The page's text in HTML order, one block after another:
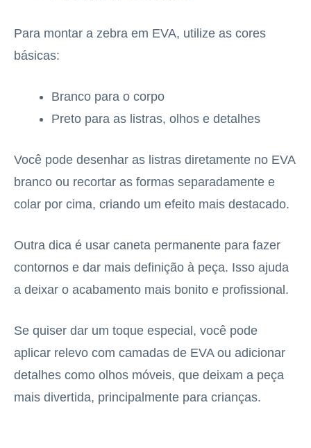
Para montar a zebra em EVA, utilize as cores
básicas:
Branco para o corpo
Preto para as listras, olhos e detalhes
Você pode desenhar as listras diretamente no EVA
branco ou recortar as formas separadamente e
colar por cima, criando um efeito mais destacado.
Outra dica é usar caneta permanente para fazer
contornos e dar mais definição à peça. Isso ajuda
a deixar o acabamento mais bonito e profissional.
Se quiser dar um toque especial, você pode
aplicar relevo com camadas de EVA ou adicionar
detalhes como olhos móveis, que deixam a peça
mais divertida, principalmente para crianças.